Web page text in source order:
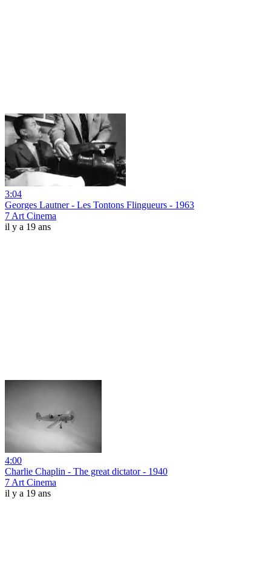
3:04
Georges Lautner - Les Tontons Flingueurs - 1963
7 Art Cinema
il y a 19 ans
4:00
Charlie Chaplin - The great dictator - 1940
7 Art Cinema
il y a 19 ans